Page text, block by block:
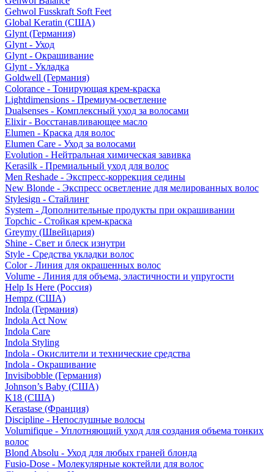
Gehwol Fusskraft Soft Feet
Global Keratin (США)
Glynt (Германия)
Glynt - Уход
Glynt - Окрашивание
Glynt - Укладка
Goldwell (Германия)
Colorance - Тонирующая крем-краска
Lightdimensions - Премиум-осветление
Dualsenses - Комплексный уход за волосами
Elixir - Восстанавливающее масло
Elumen - Краска для волос
Elumen Care - Уход за волосами
Evolution - Нейтральная химическая завивка
Kerasilk - Премиальный уход для волос
Men Reshade - Экспресс-коррекция седины
New Blonde - Экспресс осветление для мелированных волос
Stylesign - Стайлинг
System - Дополнительные продукты при окрашивании
Topchic - Стойкая крем-краска
Greymy (Швейцария)
Shine - Свет и блеск изнутри
Style - Средства укладки волос
Color - Линия для окрашенных волос
Volume - Линия для объема, эластичности и упругости
Help Is Here (Россия)
Hempz (США)
Indola (Германия)
Indola Act Now
Indola Care
Indola Styling
Indola - Окислители и технические средства
Indola - Окрашивание
Invisibobble (Германия)
Johnson’s Baby (США)
K18 (США)
Kerastase (Франция)
Discipline - Непослушные волосы
Volumifique - Уплотняющий уход для создания объема тонких
волос
Blond Absolu - Уход для любых граней блонда
Fusio-Dose - Молекулярные коктейли для волос